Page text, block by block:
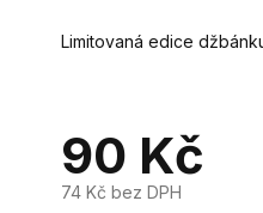
90 Kč
74 Kč bez DPH
Limitovaná edice